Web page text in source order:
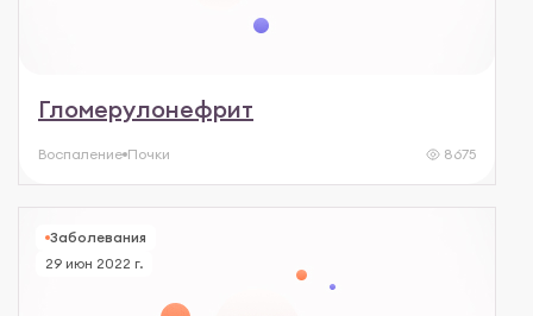
Гломерулонефрит
Воспаление Почки 8675
Заболевания
29 июн 2022 г.